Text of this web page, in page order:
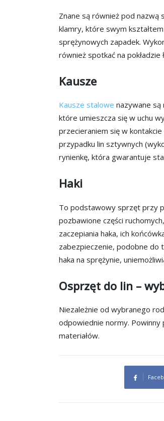
Znane są również pod nazwą
klamry, które swym
sprężynowych zapadek.
również spotkać na
Kausze
Kausze stalowe nazywane są
które umieszcza się w uchu
przecieraniem się w
przypadku lin sztywnych
rynienkę, która gwarantuje
Haki
To podstawowy sprzęt przy
pozbawione części
zaczepiania haka, ich
zabezpieczenie, podobne do
haka na sprężynie,
Osprzęt do lin –
Niezależnie od wybranego
odpowiednie normy.
materiałów.